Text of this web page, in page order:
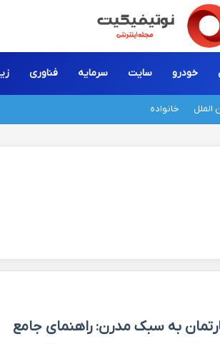
خودرو سایت سرمایه فناوری
الملل خانواده
به سبک مدرن: راهنمای جامع